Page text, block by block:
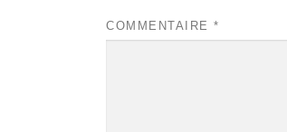
COMMENTAIRE *